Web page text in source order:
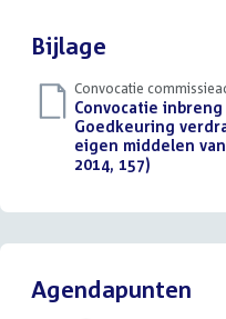
Bijlage
Convocatie
Download
bestand:
Convocatie
Goedkeuring
eigen middelen
2014, 157)
Agendapunten